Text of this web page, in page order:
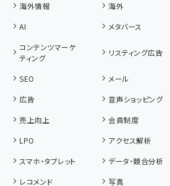
海外情報 海外
AI
メタバース
コンテンツマーケ
ティング
リスティング広告
SEO メール
広告
音声ショッピング
売上向上
会員制度
LPO
アクセス解析
スマホ・タブレット
データ・競合分析
レコメンド
写真